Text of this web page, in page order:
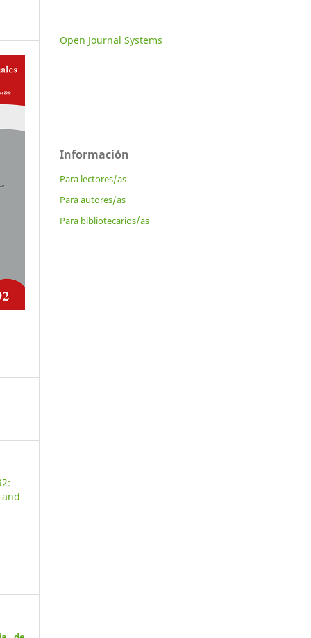
Open Journal Systems
Información
Para lectores/as
Para autores/as
Para bibliotecarios/as